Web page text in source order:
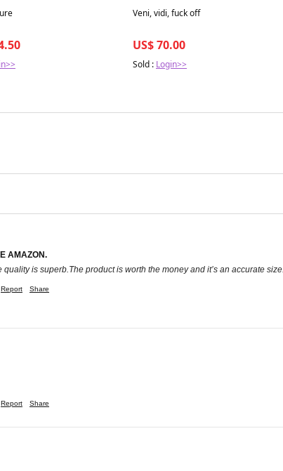
Best in 7 days
Veni, vidi, fuck off
US$ 70.00
Sold : Login>>
AMAZON.
is superb.The product is worth the money and it’s an accurate size.
Report Share
Report Share